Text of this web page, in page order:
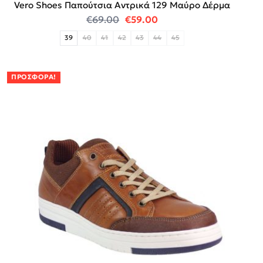
Vero Shoes Παπούτσια Αντρικά 129 Μαύρο Δέρμα
€69.00 Original price was: €69.00.
€59.00Η τρέχουσα τιμή
39 40 41 42 43 44 45
ΠΡΟΣΦΟΡΆ!